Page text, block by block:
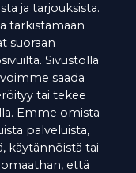
ja tarjouksista.
tarkistamaan
suoraan
Sivustolla
saada
tai tekee
Emme omista
palveluista,
käytännöistä tai
että